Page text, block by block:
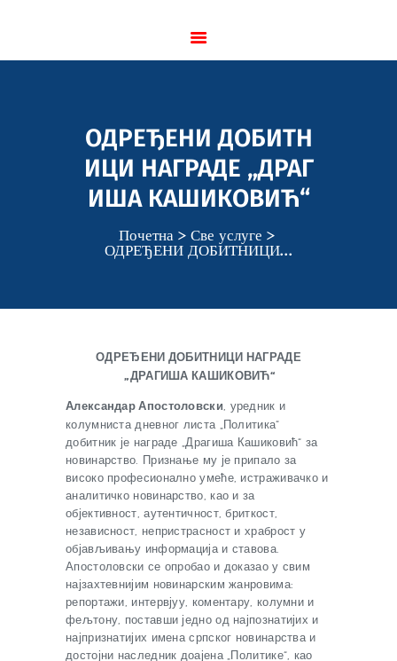
ОДРЕЂЕНИ ДОБИТН
ИЦИ НАГРАДЕ „ДРАГ
ИША КАШИКОВИЋ“
Почетна Све услуге
ОДРЕЂЕНИ ДОБИТНИЦИ...
О УДРУЖЕЊУ
ТРИБИНА ФРАНЦУСКА 7
МЕЂУНАРОДНА САРАДЊА
ЧАСОПИСИ
САМОСТАЛНИ УМЕТНИЦИ
АРХИВА
ОДРЕЂЕНИ ДОБИТНИЦИ НАГРАДЕ
„ДРАГИША КАШИКОВИЋ“
Александар Апостоловски , уредник и
колумниста дневног листа „Политика“
добитник је награде „Драгиша Кашиковић“ за
новинарство. Признање му је припало за
високо професионално умеће, истраживачко и
аналитичко новинарство, као и за
објективност, аутентичност, бриткост,
независност, непристрасност и храброст у
објављивању информација и ставова.
Апостоловски се опробао и доказао у свим
најзахтевнијим новинарским жанровима:
репортажи, интервјуу, коментару, колумни и
фељтону, поставши једно од најпознатијих и
најпризнатијих имена српског новинарства и
достојни наследник доајена „Политике“, као